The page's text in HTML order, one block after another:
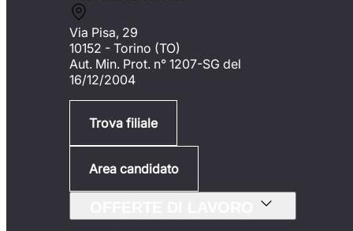
Via Pisa, 29
10152 - Torino (TO)
Aut. Min. Prot. n° 1207-SG del
16/12/2004
Trova filiale
Area candidato